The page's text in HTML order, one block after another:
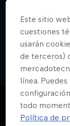
Vaya.
Este sitio
cuestiones
usarán
de terceros)
línea.
todo
Política de